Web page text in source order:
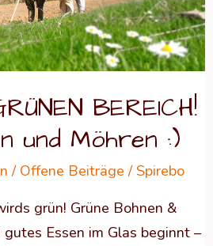
BEREICH!
und Möhren :)
/ Offene Beiträge / Spirebo
grün! Grüne Bohnen &
gutes Essen im Glas beginnt –